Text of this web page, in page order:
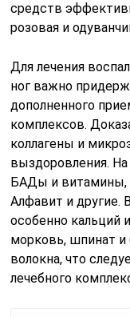
средств
розовая и
Для лечения
ног важно
дополненного
комплексов.
коллагены и
выздоровления.
БАДы и витамины,
Алфавит и другие.
особенно кальций
морковь, шпинат и
волокна, что
лечебного